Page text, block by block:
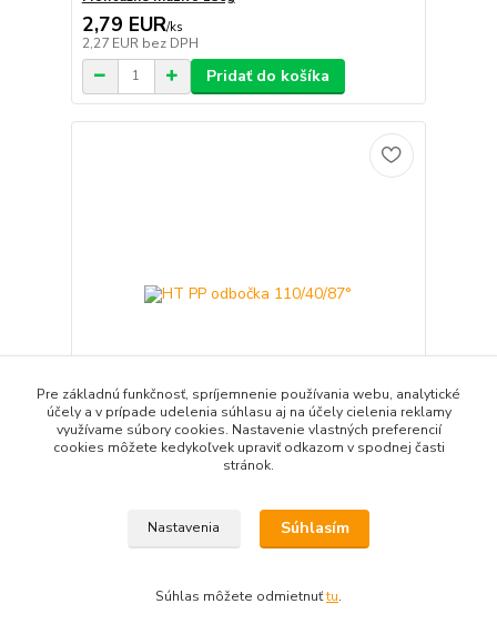
2,79 EUR/ks
2,27 EUR bez DPH
Pridať do košíka
HT PP odbočka 110/40/87°
bez DPH
Pridať do košíka
Pre základnú funkčnosť, spríjemnenie používania webu, analytické
účely a v prípade udelenia súhlasu aj na účely cielenia reklamy
využívame súbory cookies. Nastavenie vlastných preferencií
cookies môžete kedykoľvek upraviť odkazom v spodnej časti
stránok.
Nastavenia Súhlasím
Súhlas môžete odmietnuťtu.